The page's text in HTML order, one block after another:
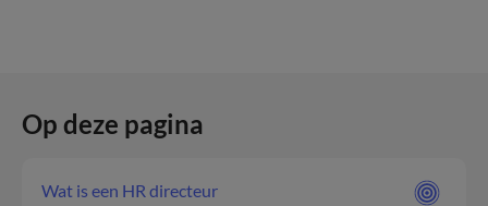
Op deze pagina
Wat is een HR directeur